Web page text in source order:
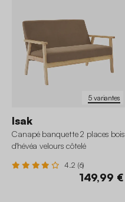
5 variantes
Isak
Canapé banquette 2 places bois
d'hévéa velours côtelé
4.2 (6)
149,99 €